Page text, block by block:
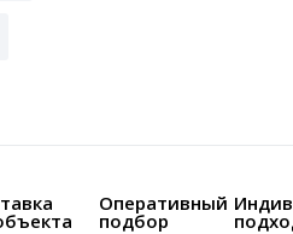
Оперативный
подбор